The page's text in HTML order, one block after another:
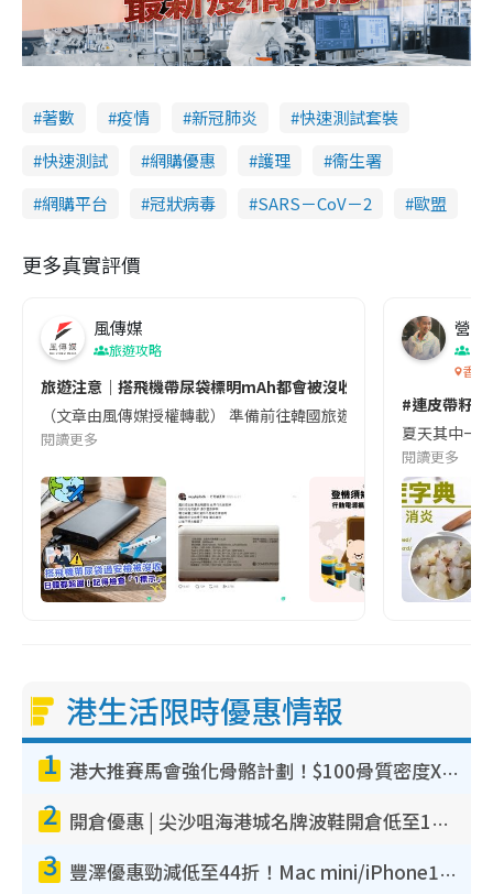
著數 疫情 新冠肺炎
快速測試套裝
快速測試
網購優惠 護理
衞生署
網購平台
冠狀病毒 SARS－CoV－2 歐盟
更多真實評價
風傳媒
旅遊攻略
旅遊注意｜搭飛機帶尿袋標明mAh都會被沒收😱出發前切記檢查
（文章由風傳媒授權轉載） 準備前往韓國旅遊的民眾，近期要
閱讀更多
營養
香港
#連皮帶籽
夏天其中一
閱讀更多
港生活限時優惠情報
1 港大推賽馬會強化骨骼計劃！$100骨質密度X光檢查 完成免費運動訓練送超市禮券！附參加資格
2 開倉優惠 | 尖沙咀海港城名牌波鞋開倉低至1折！On鞋$899起／Joy&Peace鞋履$98起
3 豐澤優惠勁減低至44折！Mac mini/iPhone17Pro大減價！廚房家電$220起